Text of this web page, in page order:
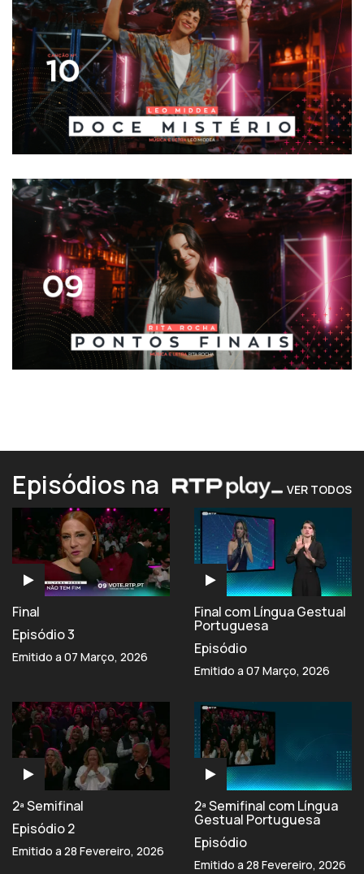
Episódios na VER TODOS
Final
Episódio 3
Emitido a 07 Março, 2026
Final com Língua Gestual
Portuguesa
Episódio
Emitido a 07 Março, 2026
2ª Semifinal
Episódio 2
Emitido a 28 Fevereiro, 2026
2ª Semifinal com Língua
Gestual Portuguesa
Episódio
Emitido a 28 Fevereiro, 2026